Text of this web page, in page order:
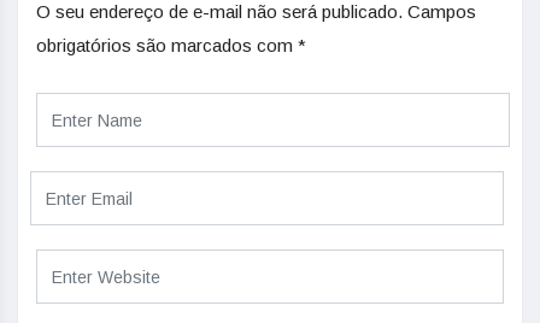
O seu endereço de e-mail não será publicado. Campos
obrigatórios são marcados com *